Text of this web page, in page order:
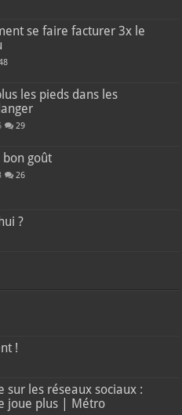
se faire facturer 3x le
les pieds dans les
29
bon goût
26
?
!
sur les réseaux sociaux :
joue plus | Métro